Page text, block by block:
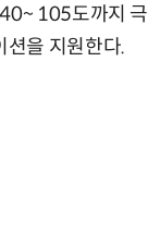
105도까지
션을 지원한다.